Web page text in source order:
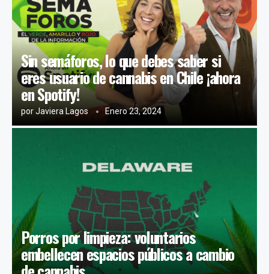
Sin semáforos, lo que debes saber si
eres usuario de cannabis en Chile ¡ahora
en Spotify!
porJaviera Lagos Enero 23, 2024
Porros por limpieza: voluntarios
embellecen espacios públicos a cambio